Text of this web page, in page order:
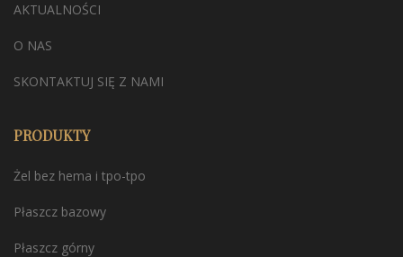
AKTUALNOŚCI
O NAS
SKONTAKTUJ SIĘ Z NAMI
PRODUKTY
Żel bez hema i tpo-tpo
Płaszcz bazowy
Płaszcz górny